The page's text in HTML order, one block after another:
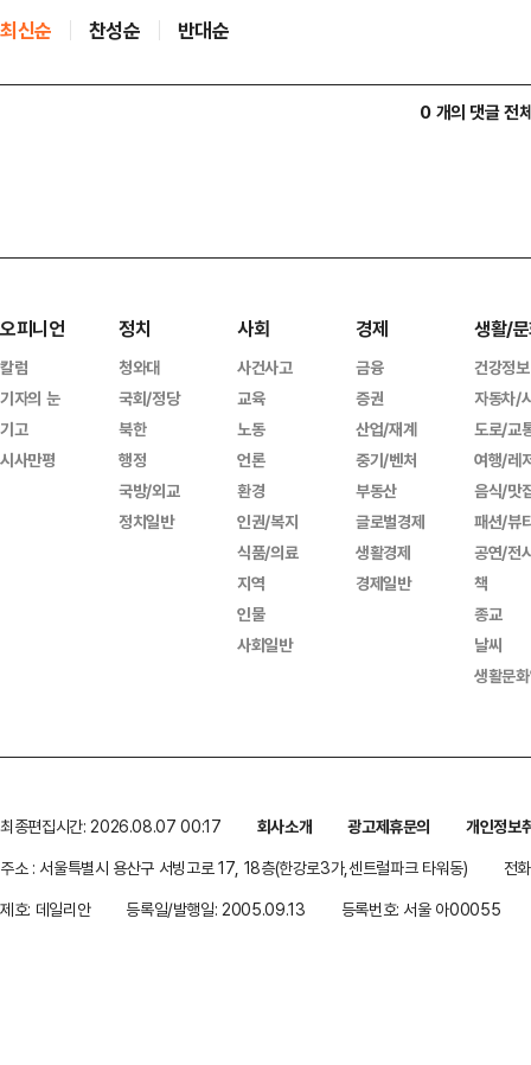
최신순 찬성순 반대순
0 개의 댓글 전
오피니언
칼럼
기자의 눈
기고
시사만평
정치
청와대
국회/정당
북한
행정
국방/외교
정치일반
사회
사건사고
교육
노동
언론
환경
인권/복지
식품/의료
지역
인물
사회일반
경제
금융
증권
산업/재계
중기/벤처
부동산
글로벌경제
생활경제
경제일반
생활/
건강정보
자동차/
도로/교
여행/레
음식/맛
패션/뷰
공연/전
책
종교
날씨
생활문
최종편집시간: 2026.08.07 00:17 회사소개 광고제휴문의
개인정보
주소 : 서울특별시 용산구 서빙고로 17, 18층(한강로3가,센트럴파크 타워동)
전
제호: 데일리안
등록일/발행일: 2005.09.13 등록번호: 서울 아00055